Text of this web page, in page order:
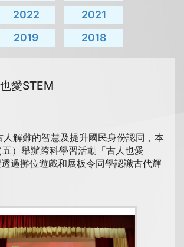
2022
2021
2019 2018
愛STEM
解難的智慧及提升國民身份認同，本
）舉辦跨科學習活動「古人也愛
過攤位遊戲和展板令同學認識古代輝